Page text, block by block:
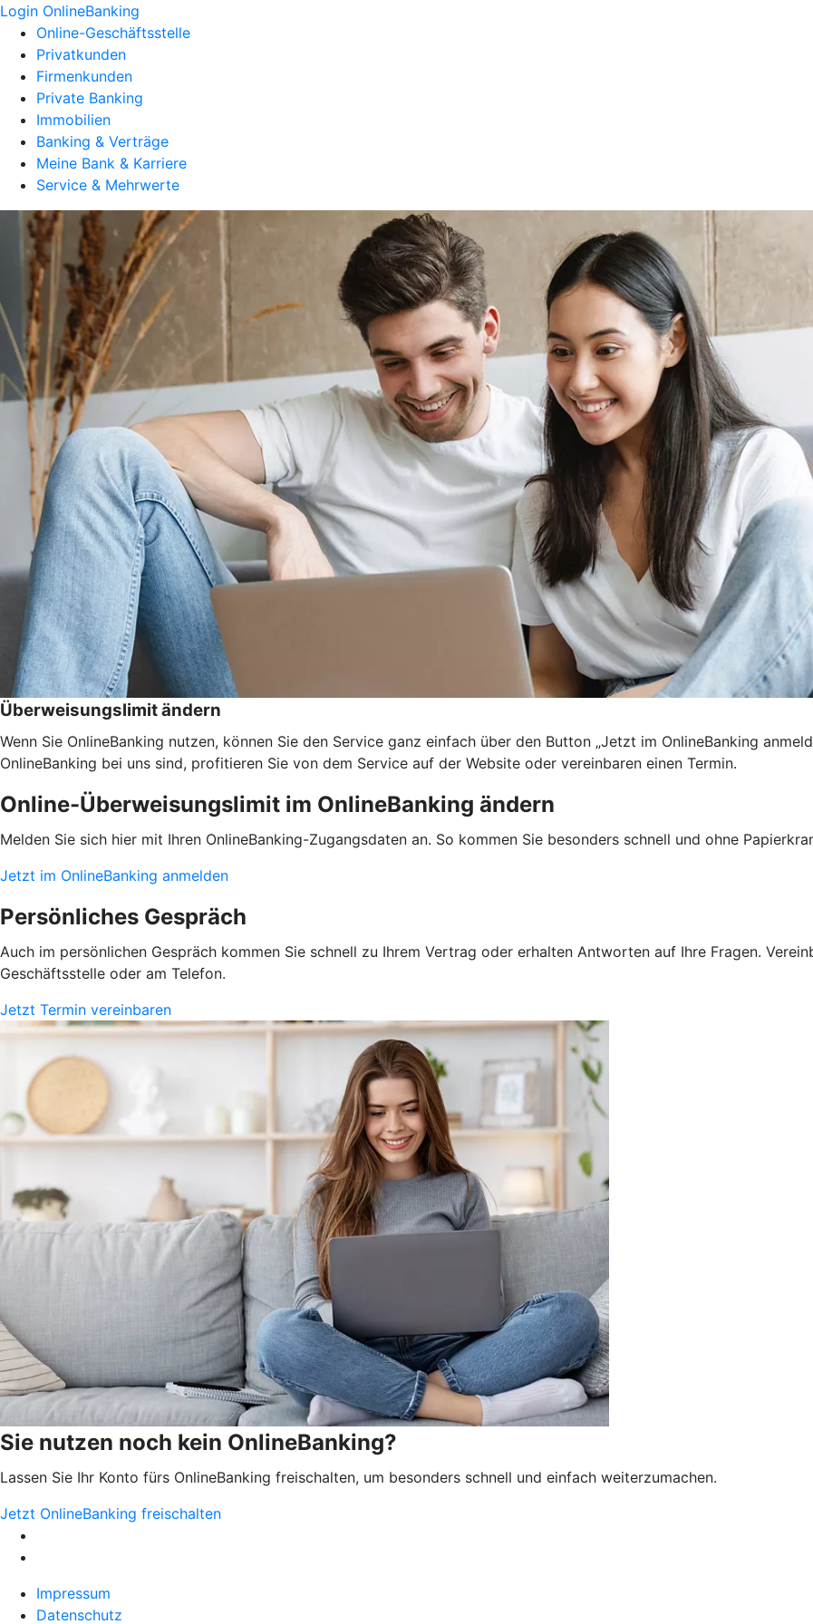
Login OnlineBanking
Online-Geschäftsstelle
Privatkunden
Firmenkunden
Private Banking
Immobilien
Banking & Verträge
Meine Bank & Karriere
Service & Mehrwerte
Überweisungslimit ändern
Wenn Sie OnlineBanking nutzen, können Sie den Service ganz einfach über den Button „Jetzt im OnlineBanking
OnlineBanking bei uns sind, profitieren Sie von dem Service auf der Website oder vereinbaren einen Termin.
Online-Überweisungslimit im OnlineBanking ändern
Melden Sie sich hier mit Ihren OnlineBanking-Zugangsdaten an. So kommen Sie besonders schnell und ohne
Jetzt im OnlineBanking anmelden
Persönliches Gespräch
Auch im persönlichen Gespräch kommen Sie schnell zu Ihrem Vertrag oder erhalten Antworten auf Ihre Fragen.
Geschäftsstelle oder am Telefon.
Jetzt Termin vereinbaren
Sie nutzen noch kein OnlineBanking?
Lassen Sie Ihr Konto fürs OnlineBanking freischalten, um besonders schnell und einfach weiterzumachen.
Jetzt OnlineBanking freischalten
Impressum
Datenschutz